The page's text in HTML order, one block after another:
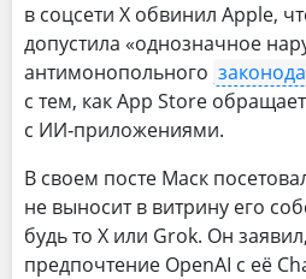
в соцсети X обвинил Apple,
допустила «однозначное
антимонопольного
с тем, как App Store
с ИИ‑приложениями.
В своем посте Маск
не выносит в витрину его
будь то X или Grok. Он
предпочтение OpenAI с её